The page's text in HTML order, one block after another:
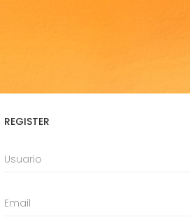
REGISTER